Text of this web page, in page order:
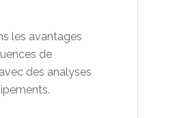
les avantages
de
des analyses